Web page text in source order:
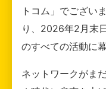
トコム」でござい
り、2026年2月末
のすべての活動に
ネットワークがま